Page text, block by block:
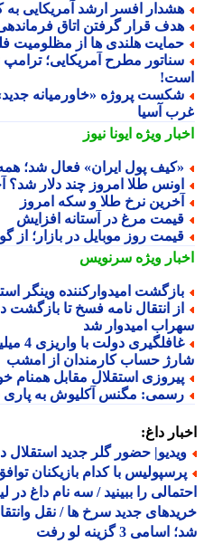
افسر ارشد آمریکایی به
قرار گرفتن اتاق فرماندهی
هلندی ها از مظلومیت
مطرح آمریکایی؛ ترامپ
پروژه «خاورمیانه جدید»
آسیا
ویژهایونا نیوز
پول ایران» فعال شد؛ همه
طلا امروز چند دلار شد؟
نرخ طلا و سکه امروز
مرغ در آستانه افزایش
روز موبایل در بازار؛ از
ویژهسرنویس
امیدوارکننده وینگر
انتقال نامه فسخ تا بازگشت
امیدوار شد
غافلگیری
حساب کارمندان از امشب
استقلال مقابل همنام
مگنس آکلیوش به پاری
داغ:
حضور گلر جدید استقلال در
را ببینید / سه نام داغ در
جدید سرخ ها / نقل
3 گزینه لو رفت